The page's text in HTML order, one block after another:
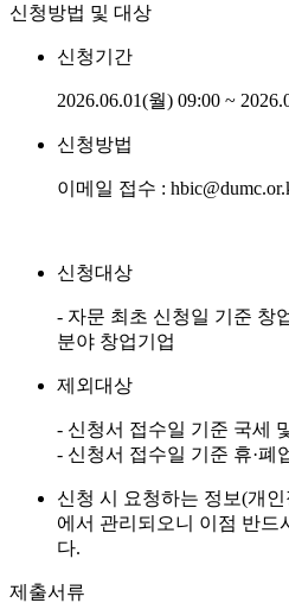
신청방법 및 대상
신청기간
2026.06.01(월) 09:00 ~
신청방법
이메일 접수 :
신청대상
- 자문 최초 신청일 기준 창
분야 창업기업
제외대상
- 신청서 접수일 기준 국세
- 신청서 접수일 기준 휴·폐
신청 시 요청하는 정보(개
에서 관리되오니 이점 반드
다.
제출서류